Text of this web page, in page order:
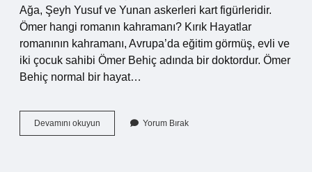
Ağa, Şeyh Yusuf ve Yunan askerleri kart figürleridir.
Ömer hangi romanın kahramanı? Kırık Hayatlar
romanının kahramanı, Avrupa’da eğitim görmüş, evli ve
iki çocuk sahibi Ömer Behiç adında bir doktordur. Ömer
Behiç normal bir hayat…
Devamını okuyun
Hangi
Yorum Bırak